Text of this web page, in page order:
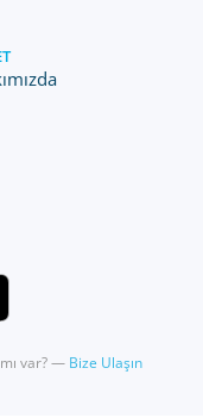
var? — Bize Ulaşın